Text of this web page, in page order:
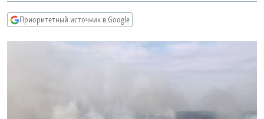
поиску
СЕВЕР.РЕАЛИИ
Приоритетный источник в Google